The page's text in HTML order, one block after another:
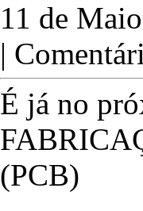
11 de
|
É já no
(PCB)